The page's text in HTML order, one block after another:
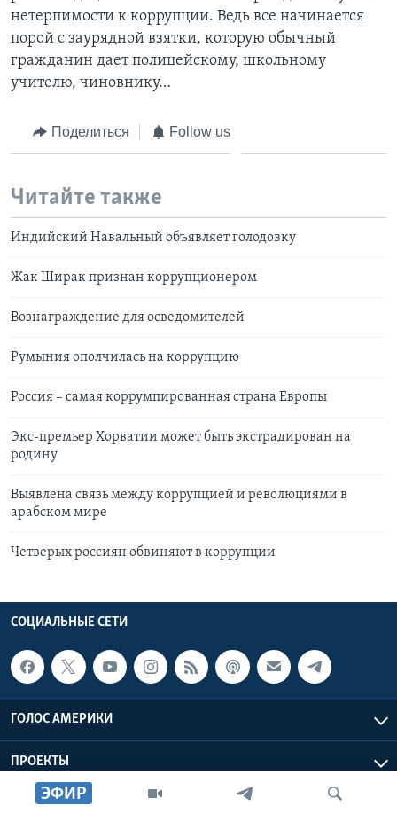
ЭФИР
нетерпимости к коррупции. Ведь все начинается
порой с заурядной взятки, которую обычный
гражданин дает полицейскому, школьному
учителю, чиновнику…
Поделиться Follow us
Читайте также
Индийский Навальный объявляет голодовку
Жак Ширак признан коррупционером
Вознаграждение для осведомителей
Румыния ополчилась на коррупцию
Россия – самая коррумпированная страна Европы
Экс-премьер Хорватии может быть экстрадирован на
родину
Выявлена связь между коррупцией и революциями в
арабском мире
Четверых россиян обвиняют в коррупции
СОЦИАЛЬНЫЕ СЕТИ
ГОЛОС АМЕРИКИ
ПРОЕКТЫ